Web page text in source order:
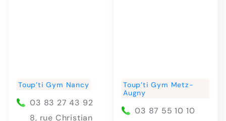
Toup’ti Gym Nancy
03 83 27 43 92
8, rue Christian
Toup’ti Gym Metz-
Augny
03 87 55 10 10